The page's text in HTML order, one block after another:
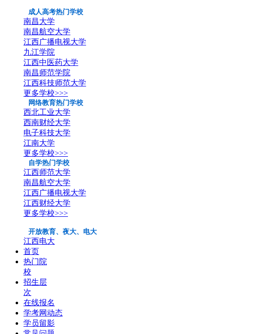
成人高考热门学校
南昌大学
南昌航空大学
江西广播电视大学
九江学院
江西中医药大学
南昌师范学院
江西科技师范大学
更多学校>>>
网络教育热门学校
西北工业大学
西南财经大学
电子科技大学
江南大学
更多学校>>>
自学热门学校
江西师范大学
南昌航空大学
江西广播电视大学
江西财经大学
更多学校>>>
开放教育、夜大、电大
江西电大
首页
热门院
校
招生层
次
在线报名
学考网动态
学员留影